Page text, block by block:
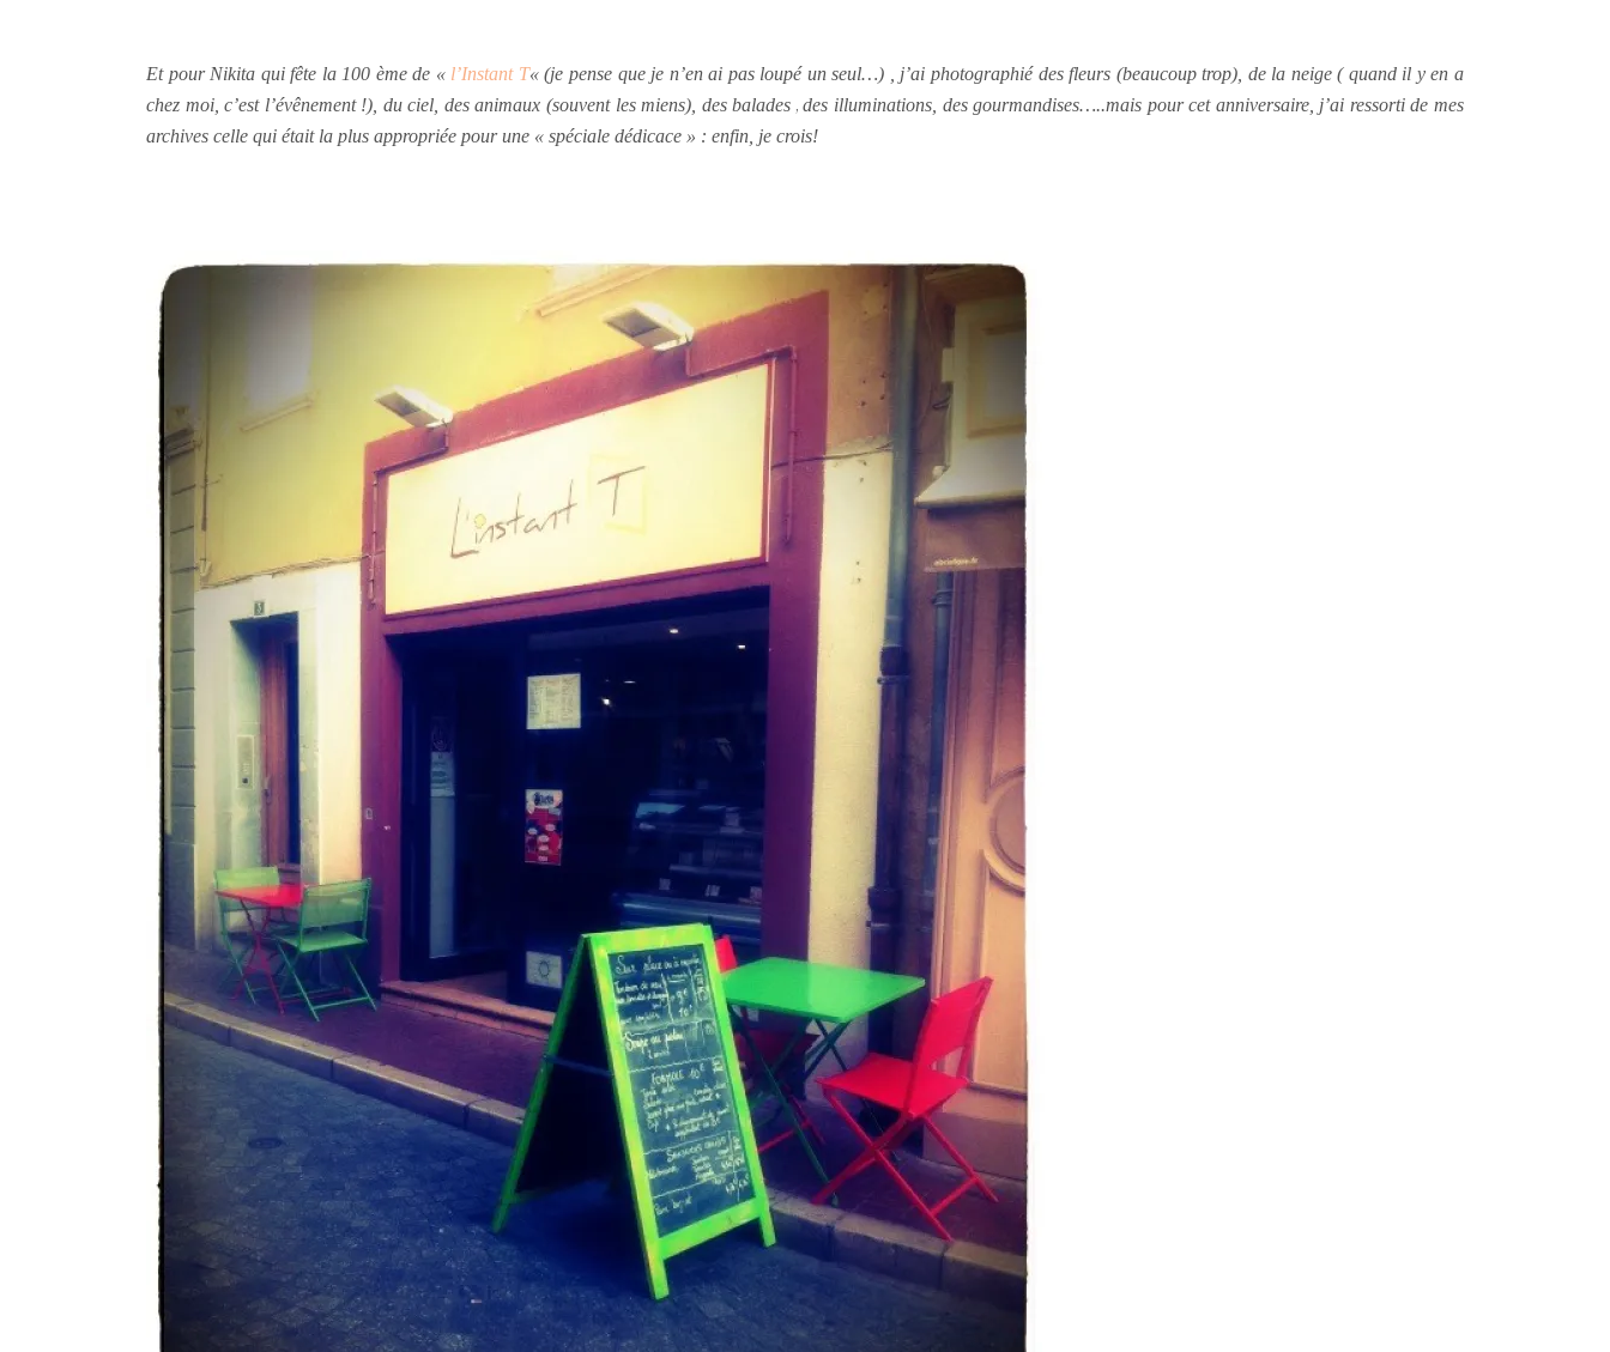
Et pour Nikita qui fête la 100 ème de « l’Instant T« (je pense que je n’en ai pas loupé un seul…) , j’ai photographié des fleurs (beaucoup trop), de la neige ( quand il y en a
chez moi, c’est l’évênement !), du ciel, des animaux (souvent les miens), des balades ,des illuminations, des gourmandises…..mais pour cet anniversaire, j’ai ressorti de mes
archives celle qui était la plus appropriée pour une « spéciale dédicace » : enfin, je crois!